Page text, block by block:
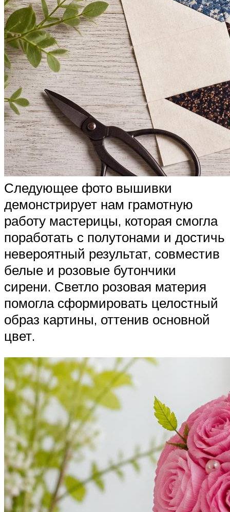
Следующее фото вышивки
демонстрирует нам грамотную
работу мастерицы, которая смогла
поработать с полутонами и достичь
невероятный результат, совместив
белые и розовые бутончики
сирени. Светло розовая материя
помогла сформировать целостный
образ картины, оттенив основной
цвет.